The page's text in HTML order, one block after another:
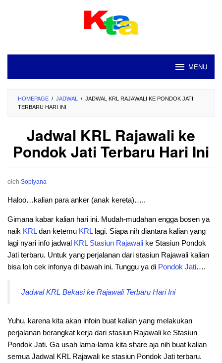
MENU
HOMEPAGE / JADWAL / JADWAL KRL RAJAWALI KE PONDOK JATI
TERBARU HARI INI
Jadwal KRL Rajawali ke
Pondok Jati Terbaru Hari Ini
oleh Sopiyana
Haloo…kalian para anker (anak kereta)…..
Gimana kabar kalian hari ini. Mudah-mudahan engga bosen ya
naik KRLdan ketemu KRLlagi. Siapa nih diantara kalian yang
lagi nyari info jadwal KRL Stasiun Rajawali ke Stasiun Pondok
Jati terbaru. Untuk yang perjalanan dari stasiun Rajawali kalian
bisa loh cek infonya di bawah ini. Tunggu ya di Pondok Jati….
Jadwal KRL Bekasi ke Rajawali Terbaru Hari Ini
Yuhu, karena kita akan infoin buat kalian yang melakukan
perjalanan berangkat kerja dari stasiun Rajawali ke Stasiun
Pondok Jati. Ga usah lama-lama kita share aja nih buat kalian
semua Jadwal KRL Rajawali ke stasiun Pondok Jati terbaru.